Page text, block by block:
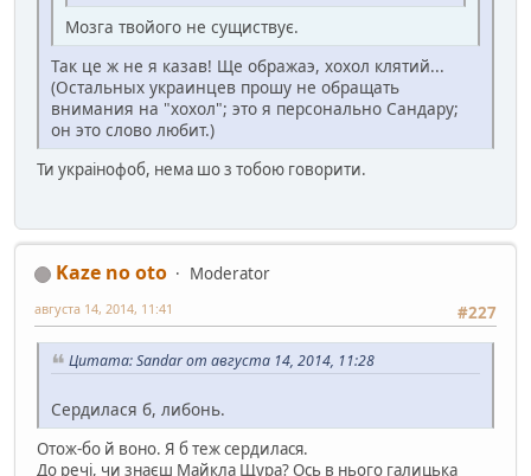
Мозга твойого не сущиствує.
Так це ж не я казав! Ще ображаэ, хохол клятий...
(Остальных украинцев прошу не обращать
внимания на "хохол"; это я персонально Сандару;
он это слово любит.)
Ти украінофоб, нема шо з тобою говорити.
Kaze no oto
Moderator
#227
августа 14, 2014, 11:41
Цитата: Sandar от августа 14, 2014, 11:28
Сердилася б, либонь.
Отож-бо й воно. Я б теж сердилася.
До речі, чи знаєш Майкла Щура? Ось в нього галицька